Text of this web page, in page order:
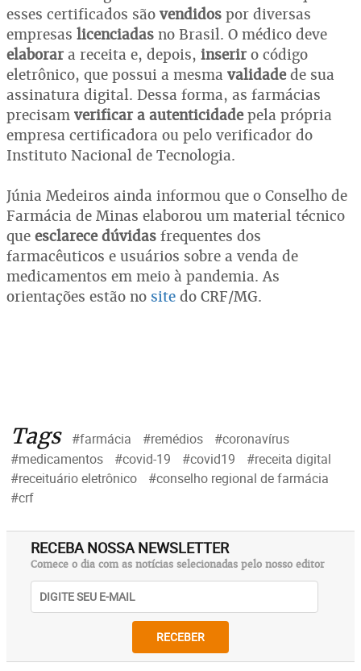
esses certificados são vendidos por diversas
empresas licenciadas no Brasil. O médico deve
elaborar a receita e, depois, inserir o código
eletrônico, que possui a mesma validadede sua
assinatura digital. Dessa forma, as farmácias
precisam verificar a autenticidadepela própria
empresa certificadora ou pelo verificador do
Instituto Nacional de Tecnologia.
Júnia Medeiros ainda informou que o Conselho de
Farmácia de Minas elaborou um material técnico
que esclarece dúvidas frequentes dos
farmacêuticos e usuários sobre a venda de
medicamentos em meio à pandemia. As
orientações estão no site do CRF/MG.
Tags #farmácia #remédios
#coronavírus
#medicamentos
#covid-19 #covid19
#receita digital
#receituário eletrônico
#conselho regional de farmácia
#crf
RECEBA NOSSA NEWSLETTER
Comece o dia com as notícias selecionadas pelo nosso editor
RECEBER